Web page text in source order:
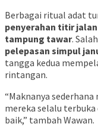
Berbagai ritual adat
penyerahan titir
tampung tawar.
pelepasan simpul
tangga kedua
rintangan.
“Maknanya
mereka selalu
baik,” tambah Wawan.